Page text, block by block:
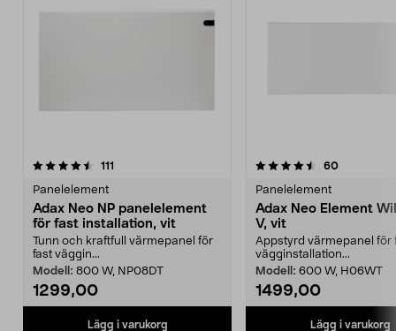
111
Panelelement
Adax Neo NP panelelement
för fast installation, vit
Tunn och kraftfull värmepanel för
fast väggin...
Modell: 800 W, NP08DT
1299,00
Lägg i varukorg
4.5 av 5 stjärnor 60
Panelelement
Adax Neo Element
V, vit
Appstyrd värmepanel för
vägginstallation...
Modell: 600 W, H06WT
1499,00
Lägg i varukorg
4.5 av 5 stjärnor